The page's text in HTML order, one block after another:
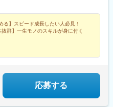
る】スピード成長したい人必見！
抜群】一生モノのスキルが身に付く
応募する